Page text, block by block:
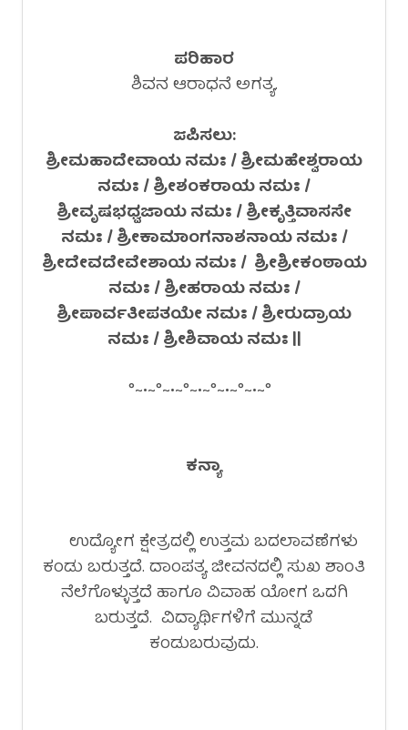
ಪರಿಹಾರ
ಶಿವನ ಆರಾಧನೆ ಅಗತ್ಯ.
ಜಪಿಸಲು:
ಶ್ರೀಮಹಾದೇವಾಯ ನಮಃ / ಶ್ರೀಮಹೇಶ್ವರಾಯ
ನಮಃ / ಶ್ರೀಶಂಕರಾಯ ನಮಃ /
ಶ್ರೀವೃಷಭಧ್ವಜಾಯ ನಮಃ / ಶ್ರೀಕೃತ್ತಿವಾಸಸೇ
ನಮಃ / ಶ್ರೀಕಾಮಾಂಗನಾಶನಾಯ ನಮಃ /
ಶ್ರೀದೇವದೇವೇಶಾಯ ನಮಃ / ಶ್ರೀಶ್ರೀಕಂಠಾಯ
ನಮಃ / ಶ್ರೀಹರಾಯ ನಮಃ /
ಶ್ರೀಪಾರ್ವತೀಪತಯೇ ನಮಃ / ಶ್ರೀರುದ್ರಾಯ
ನಮಃ / ಶ್ರೀಶಿವಾಯ ನಮಃ ||
°~•~°~•~°~•~°~•~°~•~°
ಕನ್ಯಾ
ಉದ್ಯೋಗ ಕ್ಷೇತ್ರದಲ್ಲಿ ಉತ್ತಮ ಬದಲಾವಣೆಗಳು
ಕಂಡು ಬರುತ್ತದೆ. ದಾಂಪತ್ಯ ಜೀವನದಲ್ಲಿ ಸುಖ ಶಾಂತಿ
ನೆಲೆಗೊಳ್ಳುತ್ತದೆ ಹಾಗೂ ವಿವಾಹ ಯೋಗ ಒದಗಿ
ಬರುತ್ತದೆ. ವಿದ್ಯಾರ್ಥಿಗಳಿಗೆ ಮುನ್ನಡೆ
ಕಂಡುಬರುವುದು.